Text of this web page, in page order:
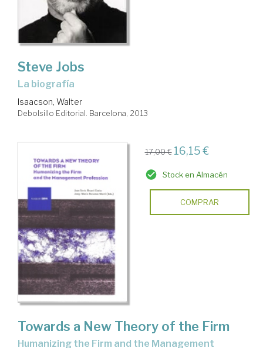
Steve Jobs
la biografía
Isaacson, Walter
Debolsillo Editorial. Barcelona, 2013
17,00 € 16,15 €
Stock en Almacén
COMPRAR
Towards a New Theory of the Firm
Humanizing the Firm and the Management